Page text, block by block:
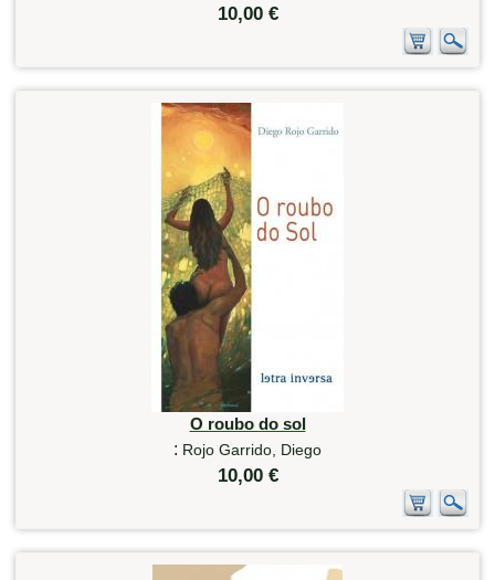
10,00 €
O roubo do sol
: Rojo Garrido, Diego
10,00 €